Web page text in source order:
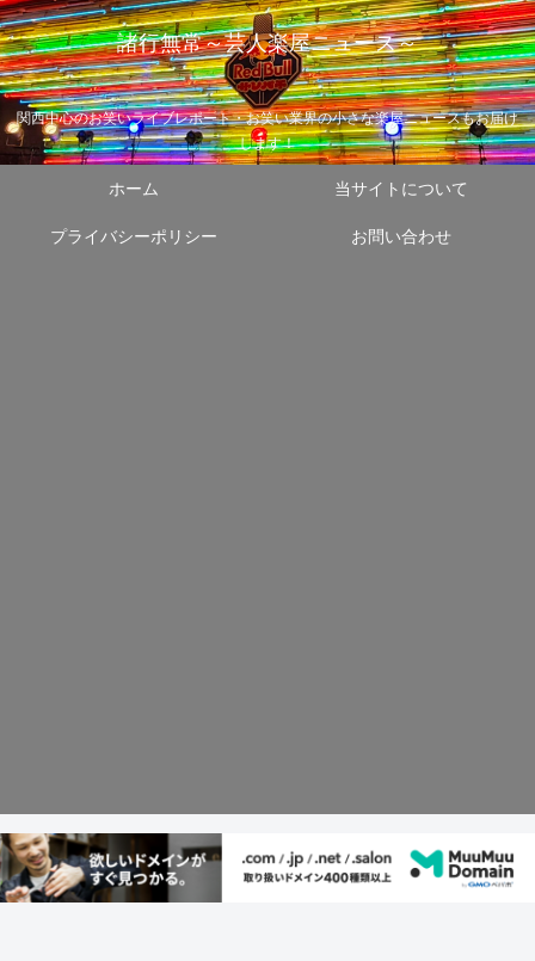
諸行無常～芸人楽屋ニュース～
関西中心のお笑いライブレポート・お笑い業界の小さな楽屋ニュースもお届け
します！
ホーム 当サイトについて
プライバシーポリシー お問い合わせ